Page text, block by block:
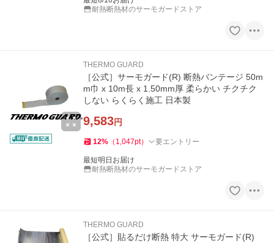
耐熱断熱材のサーモガードストア
THERMO GUARD
［公式］サーモガード(R) 断熱バンテージ 50m
m巾 x 10m長 x 1.50mm厚 柔らかい チクチク
しない らくらく施工 日本製
9,583円
12% （ 1,047pt） 要エントリー
最短明日お届け
耐熱断熱材のサーモガードストア
THERMO GUARD
［公式］貼るだけ断熱 特大 サーモガード(R)